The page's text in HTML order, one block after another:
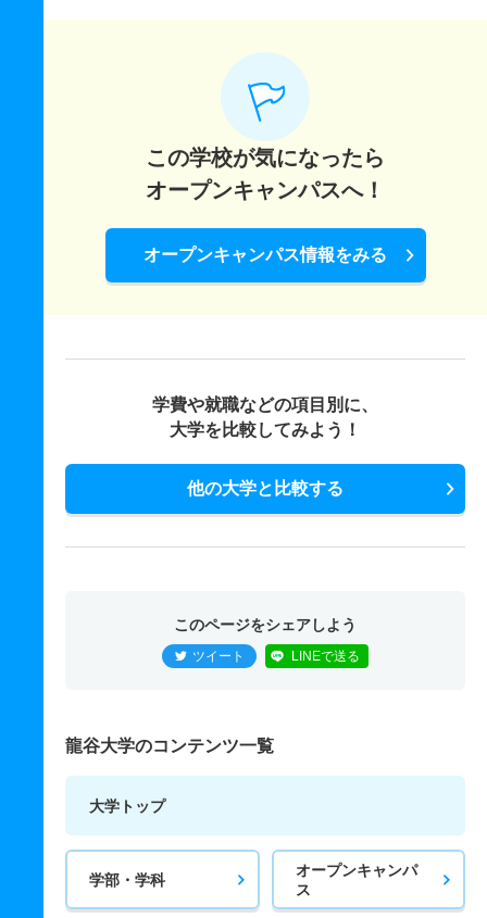
この学校が気になったら
オープンキャンパスへ！
オープンキャンパス情報をみる
学費や就職などの項目別に、
大学を比較してみよう！
他の大学と比較する
このページをシェアしよう
ツイート LINEで送る
龍谷大学のコンテンツ一覧
大学トップ
学部・学科
オープンキャンパ
ス